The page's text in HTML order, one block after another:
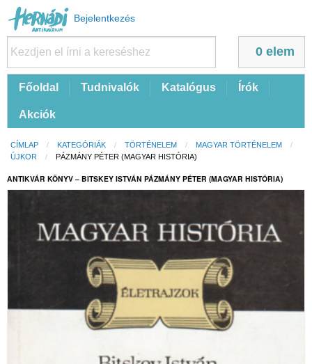
Felhasználói
fiók
menüje
Bejelentkezés
0 elem
FőFőoldal Tudnivalók Katalógus Írók
Akciók
Morzsa
CÍMLAP KATEGÓRIÁK TÖRTÉNELEM
MAGYAR TÖRTÉNELEM
ÚJKOR
CURRENT:
PÁZMÁNY PÉTER (MAGYAR HISTÓRIA)
ANTIKVÁR KÖNYV – BITSKEY ISTVÁN PÁZMÁNY PÉTER (MAGYAR HISTÓRIA)